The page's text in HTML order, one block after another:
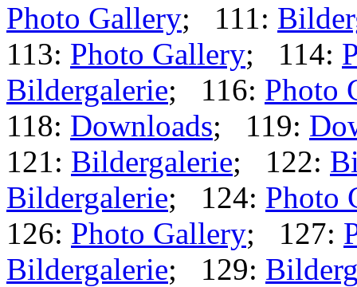
Photo Gallery; 111:
113: Photo Gallery; 114:
Bildergalerie; 116: Photo
118: Downloads; 119:
121: Bildergalerie; 122:
Bildergalerie; 124: Photo
126: Photo Gallery; 127:
Bildergalerie; 129: